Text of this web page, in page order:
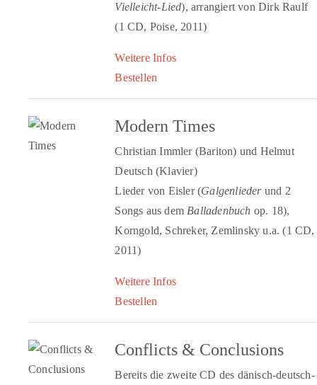
Vielleicht-Lied), arrangiert von Dirk Raulf
(1 CD, Poise, 2011)
Weitere Infos
Bestellen
Modern Times
Christian Immler (Bariton) und Helmut
Deutsch (Klavier)
Lieder von Eisler (Galgenliederund 2
Songs aus dem Balladenbuch op. 18),
Korngold, Schreker, Zemlinsky u.a. (1 CD,
2011)
Weitere Infos
Bestellen
Conflicts & Conclusions
Bereits die zweite CD des dänisch-deutsch-